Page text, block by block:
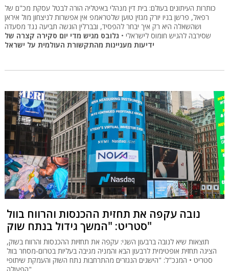
כותרות העיתונים בעולם: בית דין מנהלי באיטליה הורה לבטל עסקת מכ"ם של
רפאל, פרשן בניו יורק מגזין טוען שלטראמפ אין אפשרות לניצחון מול איראן
ושהשאלה היא רק איך יבחר להפסיד, ובברלין הוגשה תביעה נגד מסעדה
שסירבה להגיש חומוס לישראלי • גלובס מגיש מדי יום סקירה קצרה של
ידיעות מעניינות מהתקשורת העולמית על ישראל
נובה עקפה את תחזית ההכנסות והרווח בוול
סטריט: "המשך גידול בנתח שוק"
תוצאות שיא לנובה ברבעון השני: עקפה את תחזיות ההכנסות והרווח בשוק,
הציגה תחזית אופטימית לרבעון הבא והמניה מגיבה בעליות בטרום-מסחר בוול
סטריט • המנכ"ל: "הישגים הנגזרים מהתרחבות נתח השוק והעמקת שיתופי
הפעולה"